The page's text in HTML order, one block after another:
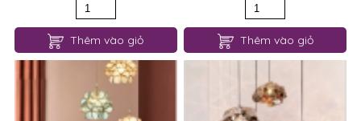
Thêm vào giỏ Thêm vào giỏ